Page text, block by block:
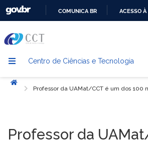
CONTEÚDO
COMUNICA BR ACESSO
Centro de Ciências e Tecnologia
Início
Professor da UAMat/CCT é um dos
Professor da